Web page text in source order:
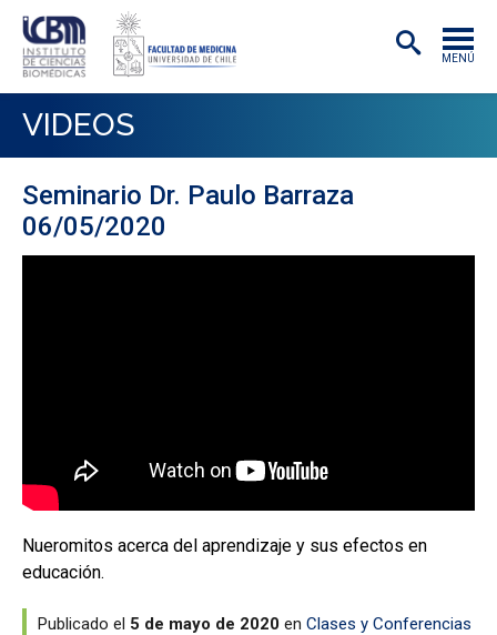
MENÚ
ACADÉMICAS/OS
INVESTIGACIÓN
PREGRADO
VIDEOS
Seminario Dr. Paulo Barraza
06/05/2020
Nueromitos acerca del aprendizaje y sus efectos en
educación.
Publicado el 5 de mayo de 2020 en Clases y Conferencias